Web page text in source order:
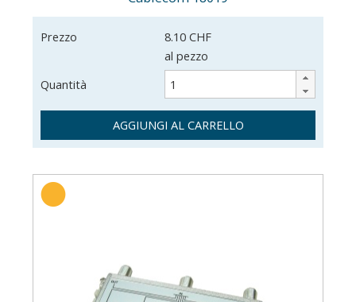
Prezzo
8.10 CHF
al pezzo
Quantità
AGGIUNGI AL CARRELLO